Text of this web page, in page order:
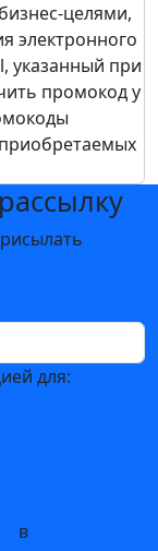
целями,
электронного
указанный при
промокод у
для:
в